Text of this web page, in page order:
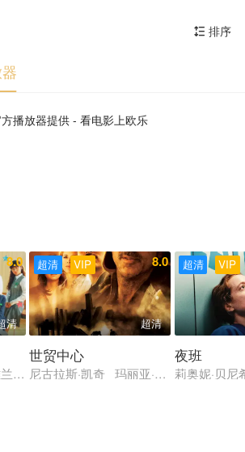
 排序
播放器提供 - 看电影上欧乐
8.0
清
崔智秀 白遐怡
VIP
超清 8.0
超清
世贸中心
尼古拉斯·凯奇 玛丽亚·贝罗 康勒·帕
VIP
超清
夜班
莉奥妮·贝